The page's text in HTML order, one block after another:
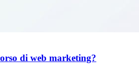
di web marketing?